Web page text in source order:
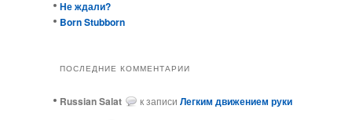
Не ждали?
Born Stubborn
ПОСЛЕДНИЕ КОММЕНТАРИИ
Russian Salat к записи Легким движением руки